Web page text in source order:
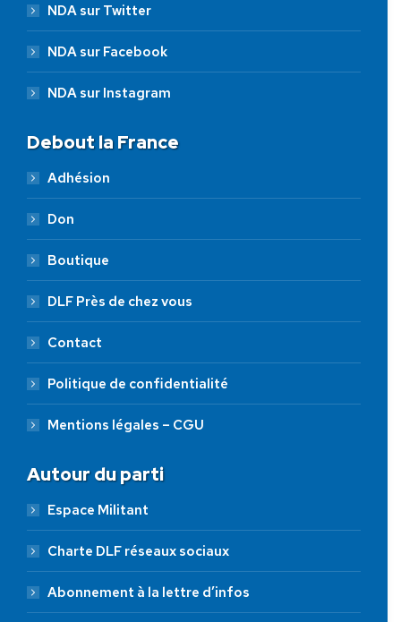
NDA sur Twitter
NDA sur Facebook
NDA sur Instagram
Debout la France
Adhésion
Don
Boutique
DLF Près de chez vous
Contact
Politique de confidentialité
Mentions légales – CGU
Autour du parti
Espace Militant
Charte DLF réseaux sociaux
Abonnement à la lettre d’infos